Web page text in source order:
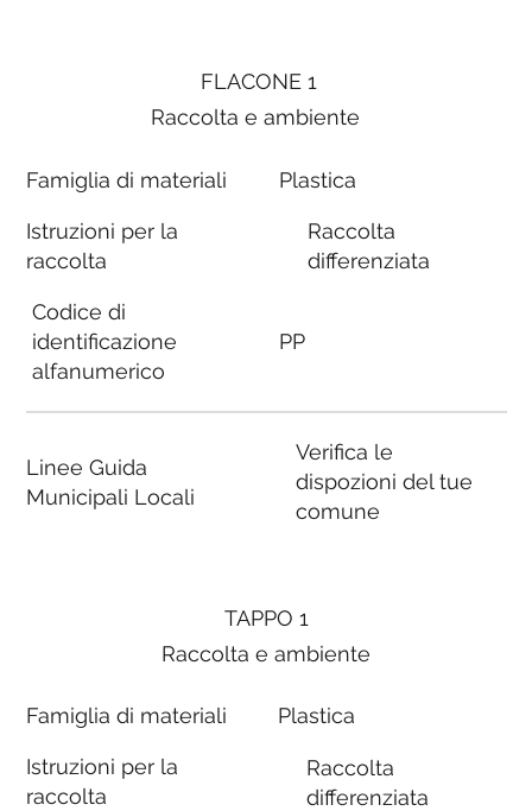
FLACONE 1
Raccolta e ambiente
Famiglia di materiali
Istruzioni per la
raccolta
Codice di
identificazione
alfanumerico
Linee Guida
Municipali Locali
Plastica
Raccolta
differenziata
PP
Verifica le
dispozioni del tue
comune
TAPPO 1
Raccolta e ambiente
Famiglia di materiali
Istruzioni per la
raccolta
Plastica
Raccolta
differenziata